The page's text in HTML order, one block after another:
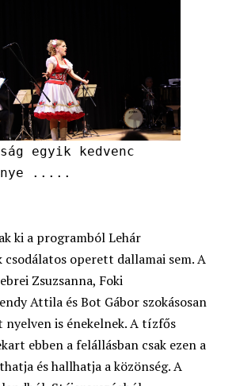
egyik kedvenc
.....
ki a programból Lehár
csodálatos operett dallamai sem. A
Zsuzsanna, Foki
Attila és Bot Gábor szokásosan
nyelven is énekelnek. A tízfős
ebben a felállásban csak ezen a
és hallhatja a közönség. A